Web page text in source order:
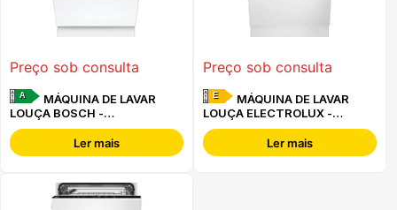
Preço sob consulta
A
MÁQUINA DE LAVAR
LOUÇA BOSCH -
SMH4ECX28E -
Ler mais
Preço sob consulta
E
MÁQUINA DE LAVAR
LOUÇA ELECTROLUX -
EEA17200L
Ler mais